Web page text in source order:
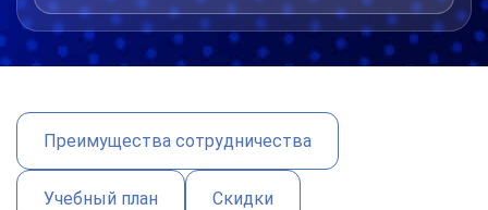
Преимущества сотрудничества
Учебный план Скидки